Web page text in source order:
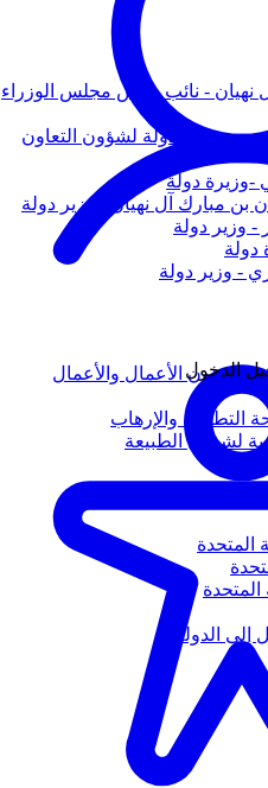
نهيان - نائب رئيس مجلس الوزراء
- وزيرة دولة لشؤون التعاون
-وزيرة دولة
بن مبارك آل نهيان - وزير دولة
- وزير دولة
دولة
- وزير دولة
لشؤون الأعمال والأعمال
التطرف والإرهاب
لشؤون الطبيعة
المتحدة
المتحدة
الدولة
الدخول